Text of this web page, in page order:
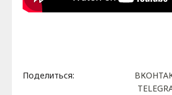
Поделиться: